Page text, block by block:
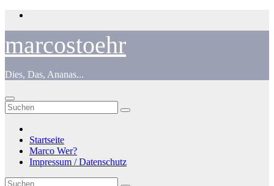
Zum
marcostoehr
Dies, Das, Ananas...
Startseite
Marco Wer?
Impressum / Datenschutz